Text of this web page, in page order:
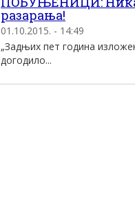
разарања!
01.10.2015. - 14:49
„Задњих пет година
догодило...